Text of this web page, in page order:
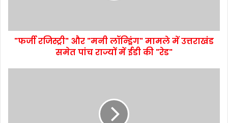
"फर्जी रजिस्ट्री" और "मनी लॉन्ड्रिंग" मामले में उत्तराखंड
समेत पांच राज्यों में ईडी की "रेड"